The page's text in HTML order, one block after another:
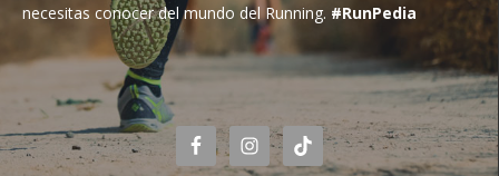
necesitas conocer del mundo del Running. #RunPedia